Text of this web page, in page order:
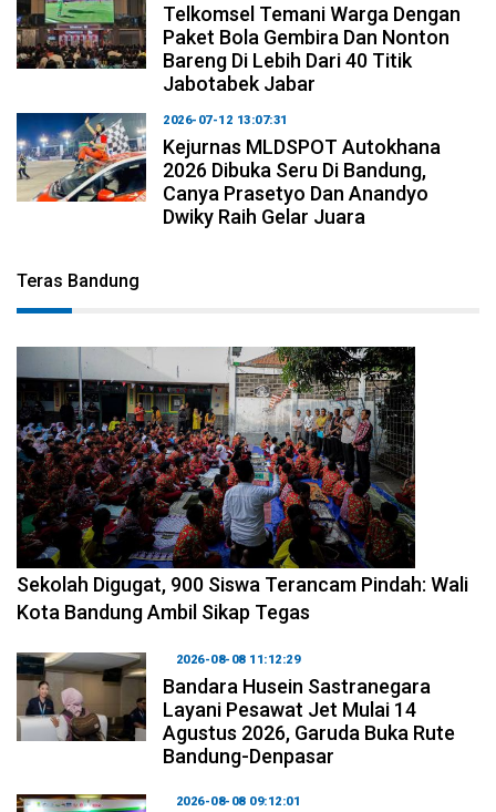
Telkomsel Temani Warga Dengan
Paket Bola Gembira Dan Nonton
Bareng Di Lebih Dari 40 Titik
Jabotabek Jabar
2026-07-12 13:07:31
Kejurnas MLDSPOT Autokhana
2026 Dibuka Seru Di Bandung,
Canya Prasetyo Dan Anandyo
Dwiky Raih Gelar Juara
Teras Bandung
2026-08-08 14:10:48
Sekolah Digugat, 900 Siswa Terancam Pindah: Wali
Kota Bandung Ambil Sikap Tegas
2026-08-08 11:12:29
Bandara Husein Sastranegara
Layani Pesawat Jet Mulai 14
Agustus 2026, Garuda Buka Rute
Bandung-Denpasar
2026-08-08 09:12:01